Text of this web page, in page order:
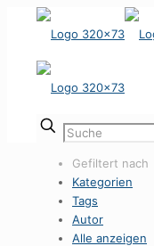
Gefiltert nach
Kategorien
Tags
Autor
Alle anzeigen